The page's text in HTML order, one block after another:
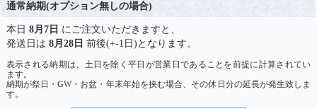
通常納期(オプション無しの場合)
本日 8月7日 にご注文いただきますと、
発送日は 8月28日 前後(+-1日)となります。
表示される納期は、土日を除く平日が営業日であることを前提に計算されてい
ます。
納期が祭日・GW・お盆・年末年始を挟む場合、その休日分の延長が発生致しま
す。